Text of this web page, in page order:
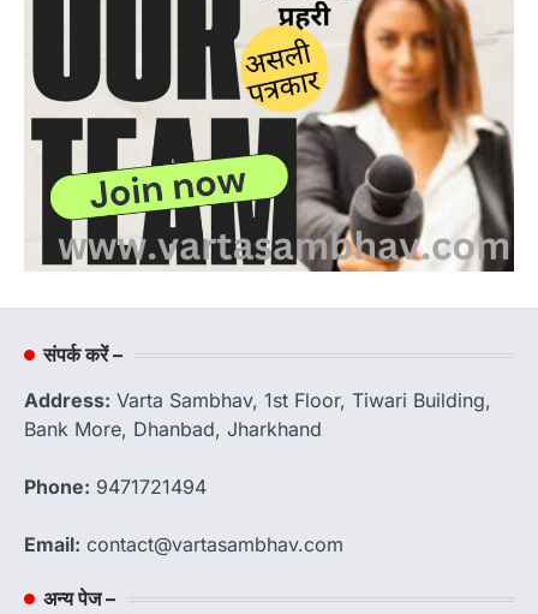
संपर्क करें –
Address: Varta Sambhav, 1st Floor, Tiwari Building,
Bank More, Dhanbad, Jharkhand
Phone: 9471721494
Email: contact@vartasambhav.com
अन्य पेज –